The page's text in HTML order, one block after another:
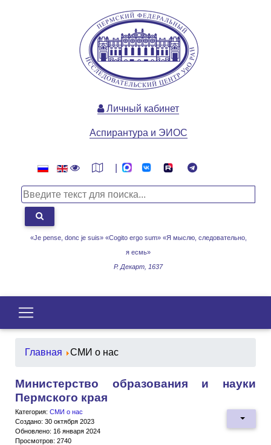
«Je pense, donc je suis» «Cogito ergo sum» «Я мыслю, следовательно,
я есмь»
Р. Декарт, 1637
Личный кабинет
Аспирантура и ЭИОС
Главная СМИ о нас
Министерство образования и науки
Пермского края
Категория: СМИ о нас
Создано: 30 октября 2023
Обновлено: 16 января 2024
Просмотров: 2740